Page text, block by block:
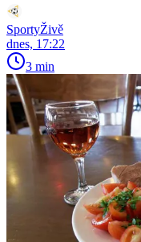
SportyŽivě
dnes, 17:22
3 min